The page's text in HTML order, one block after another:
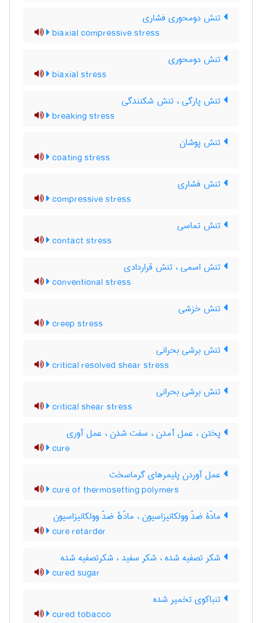
تنش دومحوری فشاری
biaxial compressive stress
تنش دومحوری
biaxial stress
تنش پارگی ، تنش شکنندگی
breaking stress
تنش پوشان
coating stress
تنش فشاری
compressive stress
تنش تماسی
contact stress
تنش اسمی ، تنش قراردادی
conventional stress
تنش خزشی
creep stress
تنش برشی بحرانی
critical resolved shear stress
تنش برشی بحرانی
critical shear stress
پختن ، عمل آمدن ، سفت شدن ، عمل آوری
cure
عمل آوردن پلیمرهای گرماسخت
cure of thermosetting polymers
مادّۀ ضدّ وولکانیزاسیون ، مادّهٔ ضدّ وولکانیزاسیون
cure retarder
شکر تصفیه شده ، شکر سفید ، شکرتصفیه شده
cured sugar
تنباکوی تخمیر شده
cured tobacco